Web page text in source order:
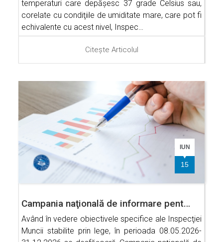
temperaturi care depăşesc 37 grade Celsius sau,
corelate cu condiţiile de umiditate mare, care pot fi
echivalente cu acest nivel, Inspec…
Citește Articolul
IUN
15
Campania naţională de informare pent…
Având în vedere obiectivele specifice ale Inspecţiei
Muncii stabilite prin lege, în perioada 08.05.2026-